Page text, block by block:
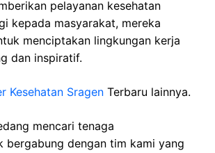
pelayanan kesehatan
kepada masyarakat, mereka
menciptakan lingkungan kerja
dan inspiratif.
Kesehatan Sragen Terbaru lainnya.
mencari tenaga
bergabung dengan tim kami yang